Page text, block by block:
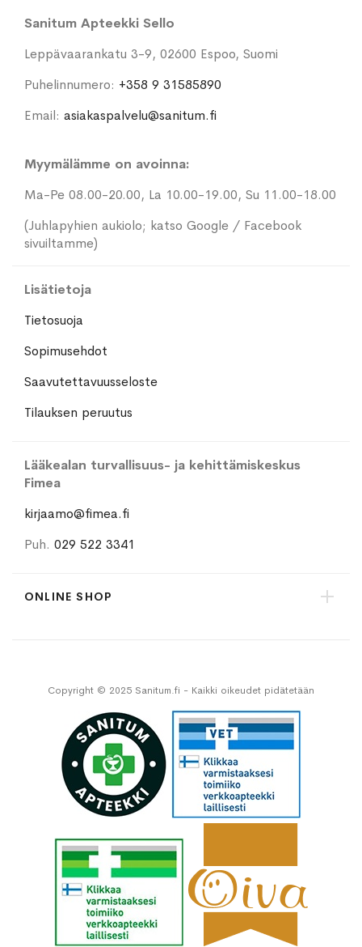
Sanitum Apteekki Sello
Leppävaarankatu 3-9, 02600 Espoo, Suomi
Puhelinnumero: +358 9 31585890
Email: asiakaspalvelu@sanitum.fi
Myymälämme on avoinna:
Ma-Pe 08.00-20.00, La 10.00-19.00, Su 11.00-18.00
(Juhlapyhien aukiolo; katso Google / Facebook
sivuiltamme)
Lisätietoja
Tietosuoja
Sopimusehdot
Saavutettavuusseloste
Tilauksen peruutus
Lääkealan turvallisuus- ja kehittämiskeskus
Fimea
kirjaamo@fimea.fi
Puh. 029 522 3341
ONLINE SHOP
Copyright © 2025 Sanitum.fi - Kaikki oikeudet pidätetään